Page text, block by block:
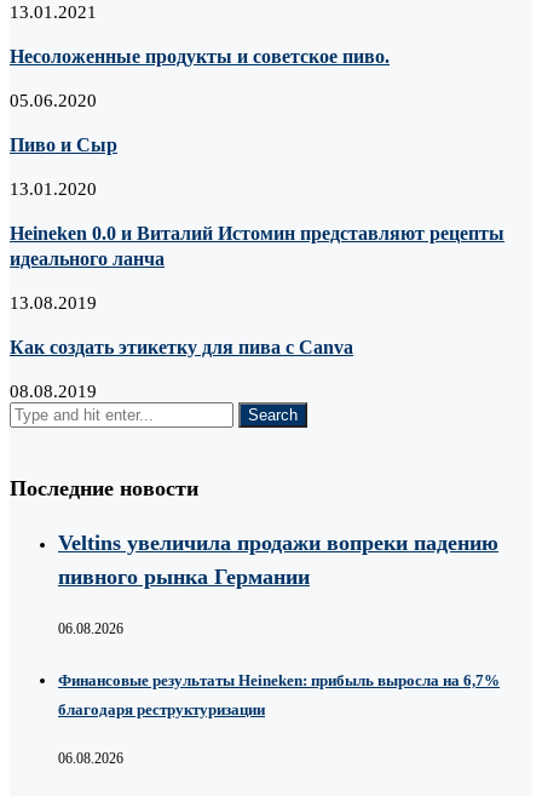
13.01.2021
Несоложенные продукты и советское пиво.
05.06.2020
Пиво и Сыр
13.01.2020
Heineken 0.0 и Виталий Истомин представляют рецепты
идеального ланча
13.08.2019
Как создать этикетку для пива с Canva
08.08.2019
Последние новости
Veltins увеличила продажи вопреки падению
пивного рынка Германии
06.08.2026
Финансовые результаты Heineken: прибыль выросла на 6,7%
благодаря реструктуризации
06.08.2026